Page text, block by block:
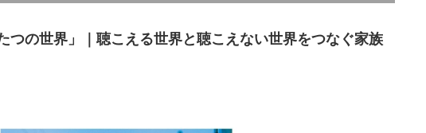
つの世界」｜聴こえる世界と聴こえない世界をつなぐ家族